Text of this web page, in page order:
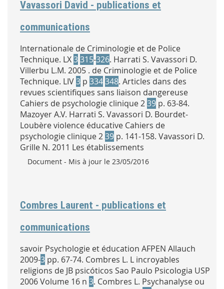
Vavassori David - publications et
communications
Internationale de Criminologie et de Police
Technique. LX3315-326. Harrati S. Vavassori D.
Villerbu L.M. 2005 . de Criminologie et de Police
Technique. LIV3 p 334348. Articles dans des
revues scientifiques sans liaison dangereuse
Cahiers de psychologie clinique 239 p. 63-84.
Mazoyer A.V. Harrati S. Vavassori D. Bourdet-
Loubère violence éducative Cahiers de
psychologie clinique 239 p. 141-158. Vavassori D.
Grille N. 2011 Les établissements
Type :
Document - Mis à jour le 23/05/2016
Combres Laurent - publications et
communications
savoir Psychologie et éducation AFPEN Allauch
2009-3 pp. 67-74. Combres L. L incroyables
religions de JB psicóticos Sao Paulo Psicologia USP
2006 Volume 16 n 3. Combres L. Psychanalyse ou